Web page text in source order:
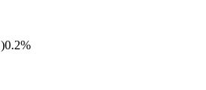
)0.2%